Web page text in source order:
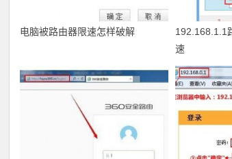
电脑被路由器限速怎样破解
192.168.1.1
速